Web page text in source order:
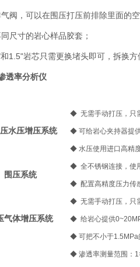
阀，可以在围压打压前排除里面的空
尺寸的岩心样品胶套；
1.5"岩芯只需更换堵头即可，拆换方
透率分析仪
水压增压系统
◆ 无需手动打压，只
◆ 可给岩心夹持器提
◆ 水压使用进口高精
围压系统
◆ 全不锈钢连接，使
◆ 配置高精度压力传
气体增压系统
◆ 无需手动打压，只
◆ 给岩心提供
◆ 可把不小于1.5MPa
◆ 渗透率测量范围：